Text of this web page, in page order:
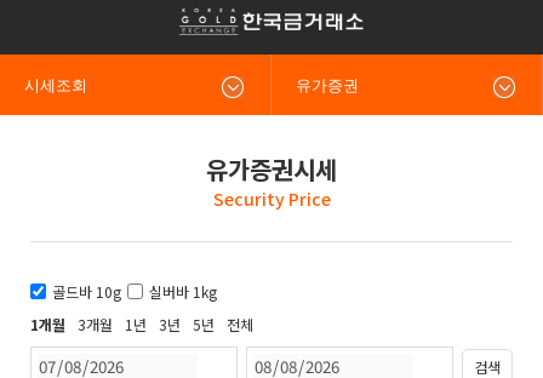
시세조회 유가증권
유가증권시세
Security Price
골드바 10g
실버바 1kg
1개월
3개월 1년 3년 5년 전체
검색